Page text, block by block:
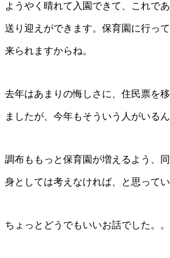
ようやく晴れて入園できて、これで
送り迎えができます。保育園に行っ
来られますからね。
去年はあまりの悔しさに、住民票を
ましたが、今年もそういう人がいるん
調布ももっと保育園が増えるよう、
身としては考えなければ、と思ってい
ちょっとどうでもいいお話でした。。